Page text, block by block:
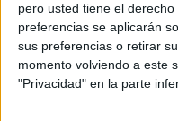
pero usted tiene el
preferencias se aplicarán
sus preferencias o retirar
momento volviendo a este
"Privacidad" en la parte
analema 9º; mes de
qué se producen esos
Luna y la siguiente.
que no hay nada en